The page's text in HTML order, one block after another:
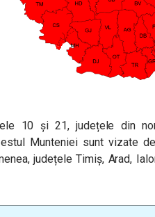
10 și 21, județele din
Munteniei sunt vizate
județele Timiș, Arad,